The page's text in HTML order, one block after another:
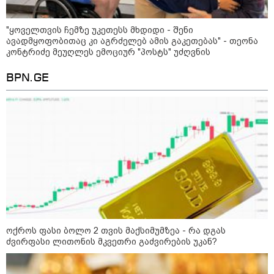
თავდასხმის ბრალდებით 3 პირი,
მათ შორის 2 არასრულწლოვანი
დააკავა - შსს ინფორმაციას
ავრცელებს
"ყოველთვის ჩემზე უკეთესს მხდიდი - შენი
ავადმყოფობითაც კი აგრძელებ ამის გაკეთებას" - თეონა
კონტრიძე მეუღლეს ემოციურ "პოსტს" უძღვნის
BPN.GE
ოქროს ფასი ბოლო 2 თვის მაქსიმუმზეა - რა დგას
ძვირფასი ლითონის მკვეთრი გაძვირების უკან?